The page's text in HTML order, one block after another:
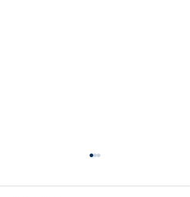
Scenic hat wieder Angebote